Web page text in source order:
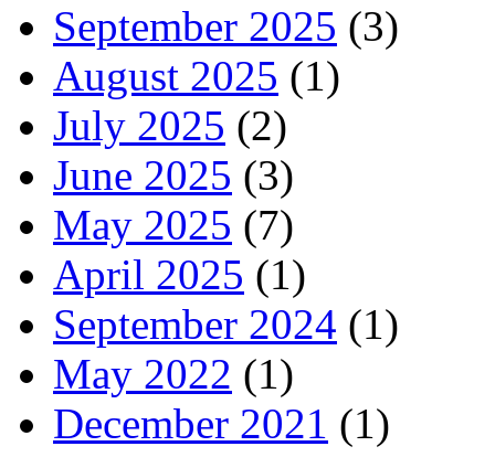
September 2025 (3)
August 2025 (1)
July 2025 (2)
June 2025 (3)
May 2025 (7)
April 2025 (1)
September 2024 (1)
May 2022 (1)
December 2021 (1)